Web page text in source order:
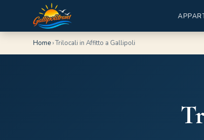
Home›Trilocali in Affitto a Gallipoli